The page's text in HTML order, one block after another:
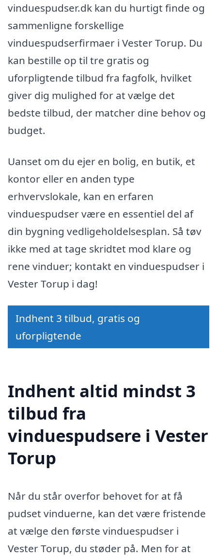
vinduespudser.dk kan du hurtigt finde og
sammenligne forskellige
vinduespudserfirmaer i Vester Torup. Du
kan bestille op til tre gratis og
uforpligtende tilbud fra fagfolk, hvilket
giver dig mulighed for at vælge det
bedste tilbud, der matcher dine behov og
budget.
Uanset om du ejer en bolig, en butik, et
kontor eller en anden type
erhvervslokale, kan en erfaren
vinduespudser være en essentiel del af
din bygning vedligeholdelsesplan. Så tøv
ikke med at tage skridtet mod klare og
rene vinduer; kontakt en vinduespudser i
Vester Torup i dag!
Indhent 3 tilbud, gratis og
uforpligtende
Indhent altid mindst 3
tilbud fra
vinduespudsere i Vester
Torup
Når du står overfor behovet for at få
pudset vinduerne, kan det være fristende
at vælge den første vinduespudser i
Vester Torup, du støder på. Men for at